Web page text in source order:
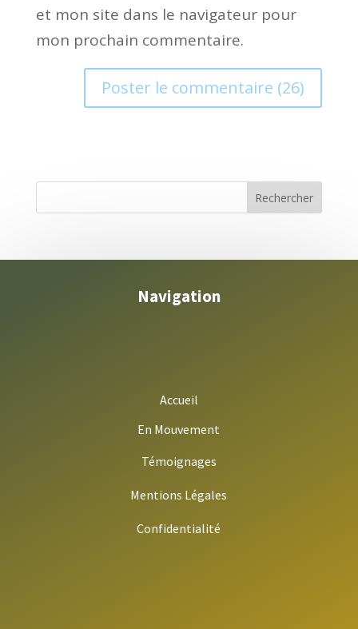
et mon site dans le navigateur pour
mon prochain commentaire.
Navigation
Accueil
En Mouvement
Témoignages
Mentions Légales
Confidentialité